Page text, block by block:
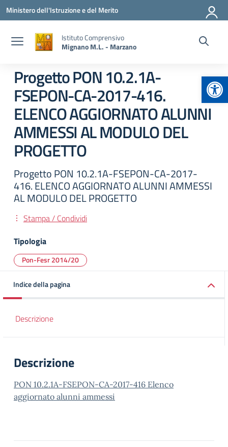
Vai ai contenuti
Vai al menu di navigazione
Vai al footer
Ministero dell'Istruzione e del Merito
Istituto Comprensivo
Mignano M.L. - Marzano
Progetto PON 10.2.1A-
FSEPON-CA-2017-416.
ELENCO AGGIORNATO ALUNNI
AMMESSI AL MODULO DEL
PROGETTO
Progetto PON 10.2.1A-FSEPON-CA-2017-
416. ELENCO AGGIORNATO ALUNNI AMMESSI
AL MODULO DEL PROGETTO
Stampa / Condividi
Tipologia
Pon-Fesr 2014/20
Indice della pagina
Descrizione
Descrizione
PON 10.2.1A-FSEPON-CA-2017-416 Elenco
aggiornato alunni ammessi